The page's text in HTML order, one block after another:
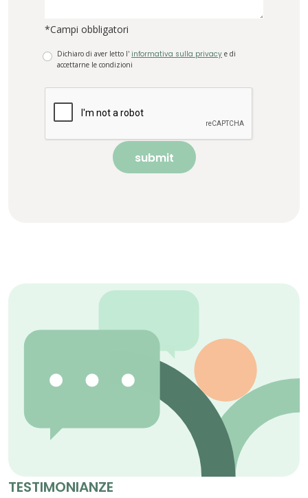
*Campi obbligatori
Dichiaro di aver letto l' informativa sulla privacy e di
accettarne le condizioni
submit
TESTIMONIANZE